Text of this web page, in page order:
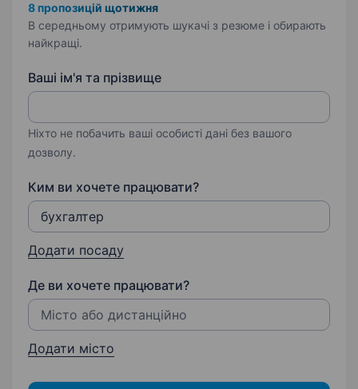
8 пропозицій щотижня
В середньому отримують шукачі з резюме і обирають
найкращі.
Ваші ім'я та прізвище
Ніхто не побачить ваші особисті дані без вашого
дозволу.
Ким ви хочете працювати?
Додати посаду
Де ви хочете працювати?
Додати місто